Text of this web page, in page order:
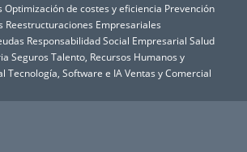
Optimización de costes y eficiencia Prevención
Reestructuraciones Empresariales
Responsabilidad Social Empresarial Salud
Seguros Talento, Recursos Humanos y
Tecnología, Software e IA Ventas y Comercial